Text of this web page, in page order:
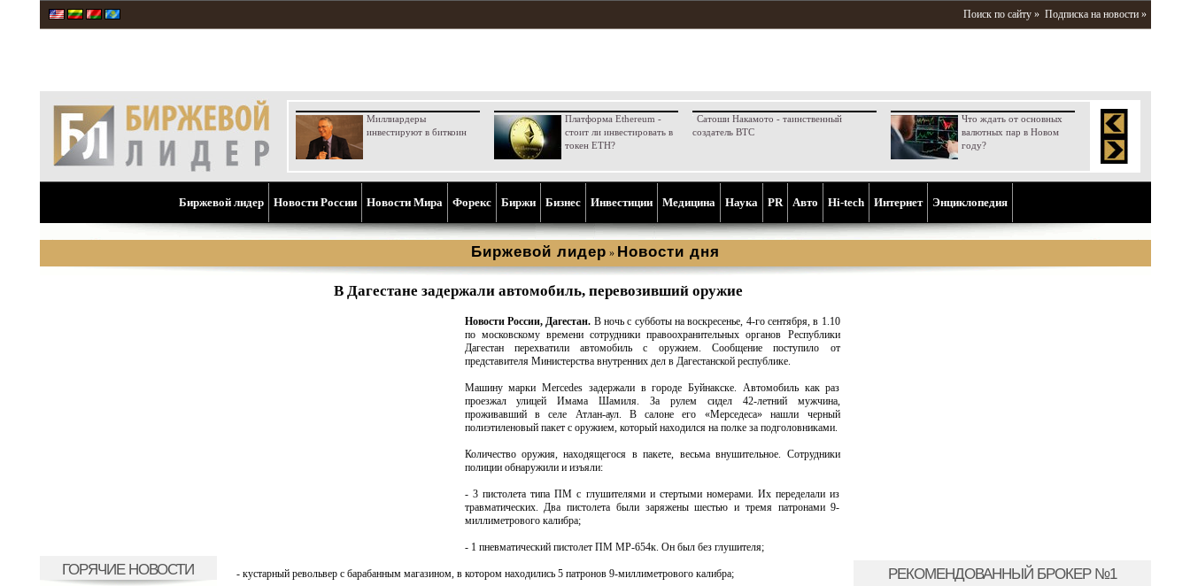
Поиск по сайту » Подписка на новости »
Миллиардеры
инвестируют в биткоин
Платформа Ethereum -
стоит ли инвестировать в
токен ETH?
Сатоши Накамото - таинственный
создатель BTC
Что ждать от основных
валютных пар в Новом
году?
Биржевой лидер Новости России Новости Мира Форекс Биржи Бизнес Инвестиции Медицина Наука PR Aвто Hi-tech Интернет Энциклопедия
Биржевой лидер » Новости дня
ГОРЯЧИЕ НОВОСТИ
В Дагестане задержали автомобиль, перевозивший оружие
Новости России, Дагестан. В ночь с субботы на воскресенье, 4-го сентября, в 1.10
по московскому времени сотрудники правоохранительных органов Республики
Дагестан перехватили автомобиль с оружием. Сообщение поступило от
представителя Министерства внутренних дел в Дагестанской республике.
Машину марки Mercedes задержали в городе Буйнакске. Автомобиль как раз
проезжал улицей Имама Шамиля. За рулем сидел 42-летний мужчина,
проживавший в селе Атлан-аул. В салоне его «Мерседеса» нашли черный
полиэтиленовый пакет с оружием, который находился на полке за подголовниками.
Количество оружия, находящегося в пакете, весьма внушительное. Сотрудники
полиции обнаружили и изъяли:
- 3 пистолета типа ПМ с глушителями и стертыми номерами. Их переделали из
травматических. Два пистолета были заряжены шестью и тремя патронами 9-
миллиметрового калибра;
- 1 пневматический пистолет ПМ МР-654к. Он был без глушителя;
- кустарный револьвер с барабанным магазином, в котором находились 5 патронов 9-миллиметрового калибра; РЕКОМЕНДОВАННЫЙ БРОКЕР №1